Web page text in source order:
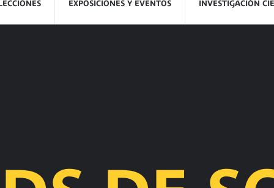
EXPOSICIONES Y EVENTOS INVESTIGACIÓN